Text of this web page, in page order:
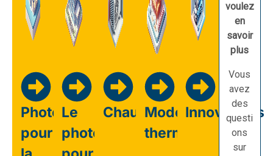
Photovoltaïque
pour
Le
photovoltaïque
ChauffageModernisation
thermique
Innovations
voulez
en
savoir
plus
Vous
avez
des
questi
ons
sur